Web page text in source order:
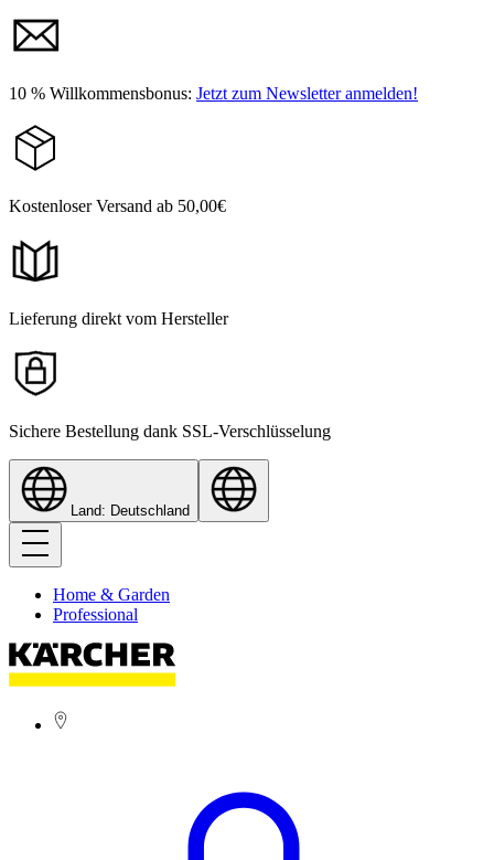
10 % Willkommensbonus: Jetzt zum Newsletter anmelden!
Kostenloser Versand ab 50,00€
Lieferung direkt vom Hersteller
Sichere Bestellung dank SSL-Verschlüsselung
Land: Deutschland
Home & Garden
Professional